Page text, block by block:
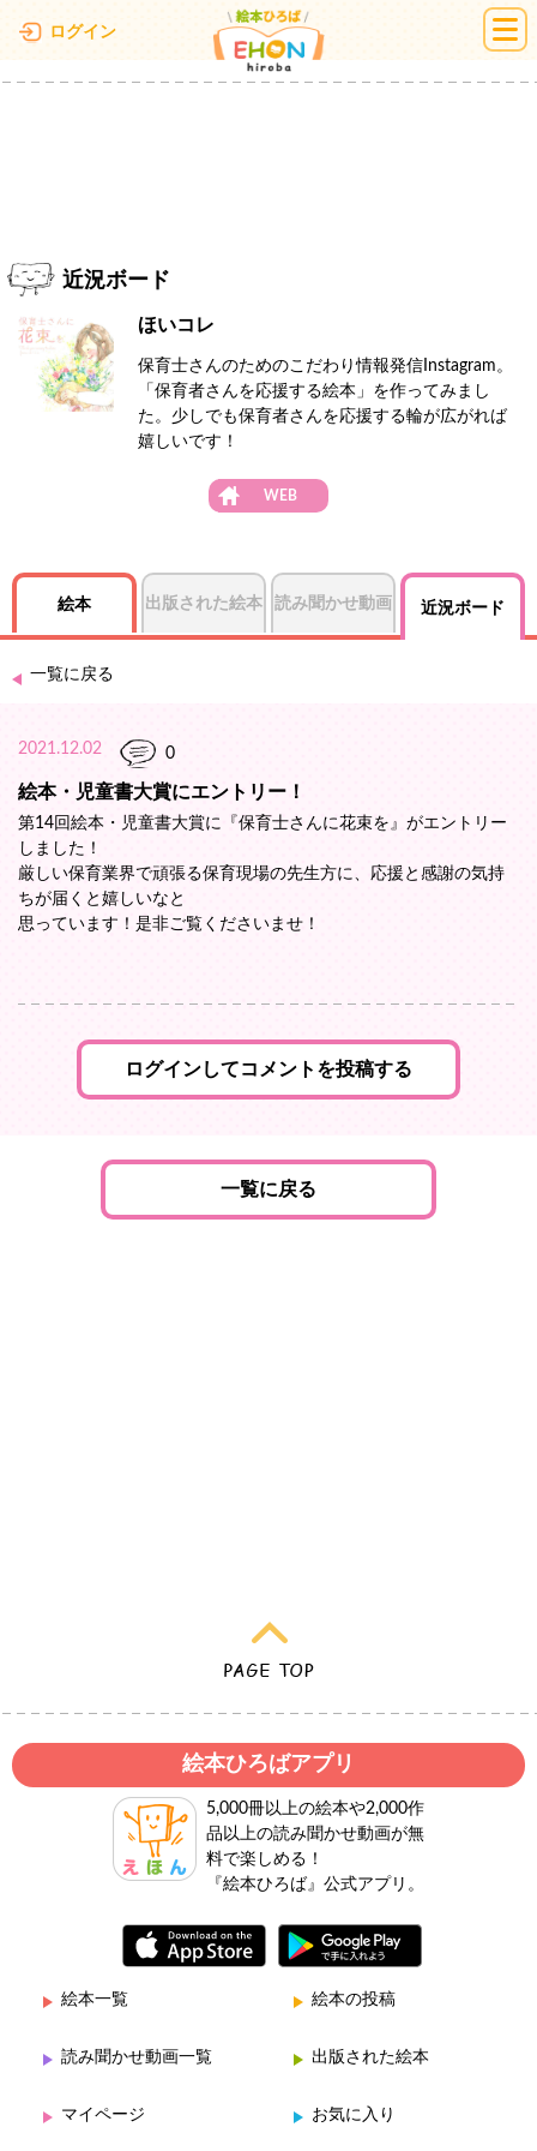
ログイン 絵本ひろば
近況ボード
ほいコレ
保育士さんのためのこだわり情報発信Instagram。
「保育者さんを応援する絵本」を作ってみまし
た。少しでも保育者さんを応援する輪が広がれば
嬉しいです！
WEB
絵本 出版された絵本 読み聞かせ動画 近況ボード
一覧に戻る
2021.12.02 0
絵本・児童書大賞にエントリー！
第14回絵本・児童書大賞に『保育士さんに花束を』がエントリー
しました！
厳しい保育業界で頑張る保育現場の先生方に、応援と感謝の気持
ちが届くと嬉しいなと
思っています！是非ご覧くださいませ！
ログインしてコメントを投稿する
一覧に戻る
絵本ひろばアプリ
5,000冊以上の絵本や2,000作
品以上の読み聞かせ動画が無
料で楽しめる！
『絵本ひろば』公式アプリ。
絵本一覧 絵本の投稿
読み聞かせ動画一覧 出版された絵本
マイページ お気に入り